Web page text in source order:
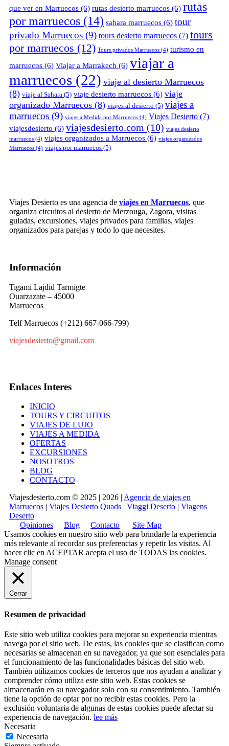
que ver en Marruecos (6) rutas desierto marruecos (6) rutas
por marruecos (14) sahara marruecos (6) tour
privado Marruecos (9) tours desierto marruecos (7) tours
por marruecos (12) Tours privados Marruecos (4) turismo en
marruecos (6) Viajar a Marrakech (6) viajar a
marruecos (22) viaje al desierto Marruecos
(8) viaje al Sahara (5) viaje desierto marruecos (6) viaje
organizado Marruecos (8) viajes al desierto (5) viajes a
marruecos (9) viajes a Medida por Marruecos (4) Viajes Desierto (7)
viajesdesierto (6) viajesdesierto.com (10) viajes desierto
marruecos (4) viajes organizados a Marruecos (6) viajes organizados
Marruecos (4) viajes por marruecos (5)
Viajes Desierto es una agencia de viajes en Marruecos, que
organiza circuitos al desierto de Merzouga, Zagora, visitas
guiadas, excursiones, viajes privados para familias, viajes
organizados para parejas y todo lo que necesites.
Información
Tigami Lajdid Tarmigte
Ouarzazate – 45000
Marruecos
Telf Marruecos (+212) 667-066-799)
viajesdesierto@gmail.com
Enlaces Interes
INICIO
TOURS Y CIRCUITOS
VIAJES DE LUJO
VIAJES A MEDIDA
OFERTAS
EXCURSIONES
NOSOTROS
BLOG
CONTACTO
Viajesdesierto.com © 2025 | 2026 | Agencia de viajes en
Marruecos | Viajes Desierto Quads | Viaggi Deserto | Viagens
Deserto
Opiniones
Blog Contacto
Site Map
Usamos cookies en nuestro sitio web para brindarle la experiencia
más relevante al recordar sus preferencias y repetir las visitas. Al
hacer clic en ACEPTAR acepta el uso de TODAS las cookies.
Manage consent
Cerrar
Resumen de privacidad
Este sitio web utiliza cookies para mejorar su experiencia mientras
navega por el sitio web. De estas, las cookies que se clasifican como
necesarias se almacenan en su navegador, ya que son esenciales para
el funcionamiento de las funcionalidades básicas del sitio web.
También utilizamos cookies de terceros que nos ayudan a analizar y
comprender cómo utiliza este sitio web. Estas cookies se
almacenarán en su navegador solo con su consentimiento. También
tiene la opción de optar por no recibir estas cookies. Pero la
exclusión voluntaria de algunas de estas cookies puede afectar su
experiencia de navegación. lee más
Necesaria
Necesaria